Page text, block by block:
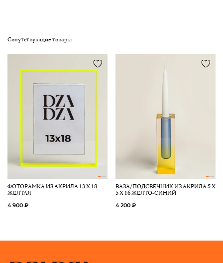
Сопутствующие товары
ФОТОРАМКА ИЗ АКРИЛА 13 Х 18
ЖЕЛТАЯ
4 900 ₽
ВАЗА/ПОДСВЕЧНИК ИЗ АКРИЛА 5 Х
5 Х 16 ЖЕЛТО-СИНИЙ
4 200 ₽